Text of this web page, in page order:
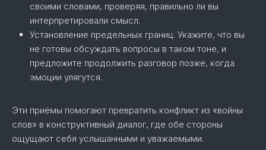
своими словами, проверяя, правильно ли вы
интерпретировали смысл.
Установление предельных границ. Укажите, что вы
не готовы обсуждать вопросы в таком тоне, и
предложите продолжить разговор позже, когда
эмоции улягутся.
Эти приёмы помогают превратить конфликт из «войны
слов» в конструктивный диалог, где обе стороны
ощущают себя услышанными и уважаемыми.